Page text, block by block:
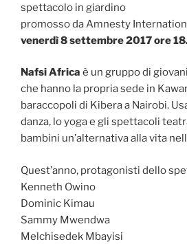
spettacolo in giardino
promosso da Amnesty
venerdì 8 settembre 2017 ore
Nafsi Africa è un gruppo di
che hanno la propria sede in
baraccopoli di Kibera a Nairobi.
danza, lo yoga e gli spettacoli
bambini un’alternativa alla vita
Quest’anno, protagonisti dello
Kenneth Owino
Dominic Kimau
Sammy Mwendwa
Melchisedek Mbayisi